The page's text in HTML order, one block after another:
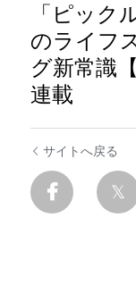
「ピック
のライフ
グ新常識
連載
サイトへ戻る